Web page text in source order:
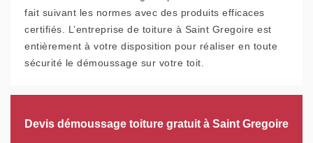
fait suivant les normes avec des produits efficaces
certifiés. L’entreprise de toiture à Saint Gregoire est
entièrement à votre disposition pour réaliser en toute
sécurité le démoussage sur votre toit.
Devis démoussage toiture gratuit à Saint Gregoire